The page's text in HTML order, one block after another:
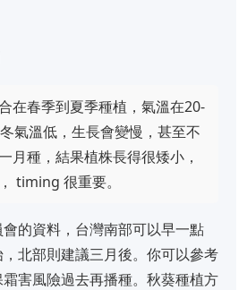
在春季到夏季種植，氣溫在20-
氣溫低，生長會變慢，甚至不
月種，結果植株長得很矮小，
timing 很重要。
的資料，台灣南部可以早一點
北部則建議三月後。你可以參考
害風險過去再播種。秋葵種植方